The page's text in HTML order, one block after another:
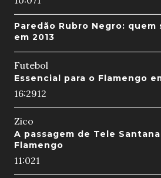
Paredão Rubro Negro:
em 2013
Futebol
Essencial para o Flamengo
16:2912
Zico
A passagem de Tele
Flamengo
11:021